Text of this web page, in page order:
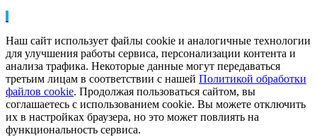
Наш сайт использует файлы cookie и аналогичные технологии
для улучшения работы сервиса, персонализации контента и
анализа трафика. Некоторые данные могут передаваться
третьим лицам в соответствии с нашей Политикой обработки
файлов cookie. Продолжая пользоваться сайтом, вы
соглашаетесь с использованием cookie. Вы можете отключить
их в настройках браузера, но это может повлиять на
функциональность сервиса.